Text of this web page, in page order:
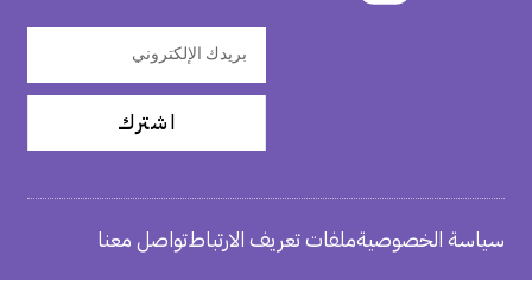
اشترك
سياسة الخصوصيةملفات تعريف الارتباطتواصل معنا